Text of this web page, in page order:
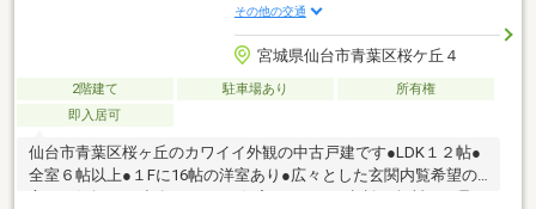
その他の交通
宮城県仙台市青葉区桜ケ丘４
2階建て 駐車場あり
所有権
即入居可
仙台市青葉区桜ヶ丘のカワイイ外観の中古戸建です●LDK１２帖●
全室６帖以上●１Fに16帖の洋室あり●広々とした玄関内覧希望の